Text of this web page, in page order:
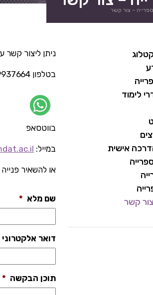
ספרייה – צור קשר
לימוד
אישית
קשר
ניתן ליצור
בטלפון 08-9937664
בווטסאפ
במייל:
או להשאיר
שם מלא *
דואר אלקטרוני
תוכן הבקשה *